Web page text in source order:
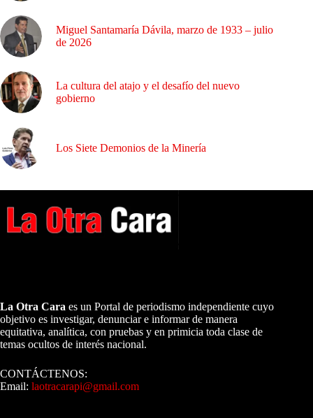
Miguel Santamaría Dávila, marzo de 1933 – julio
de 2026
La cultura del atajo y el desafío del nuevo
gobierno
Los Siete Demonios de la Minería
La Otra Cara es un Portal de periodismo independiente cuyo
objetivo es investigar, denunciar e informar de manera
equitativa, analítica, con pruebas y en primicia toda clase de
temas ocultos de interés nacional.
CONTÁCTENOS:
Email: laotracarapi@gmail.com